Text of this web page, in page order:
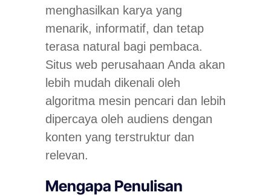
menghasilkan karya yang
menarik, informatif, dan tetap
terasa natural bagi pembaca.
Situs web perusahaan Anda akan
lebih mudah dikenali oleh
algoritma mesin pencari dan lebih
dipercaya oleh audiens dengan
konten yang terstruktur dan
relevan.
Mengapa Penulisan